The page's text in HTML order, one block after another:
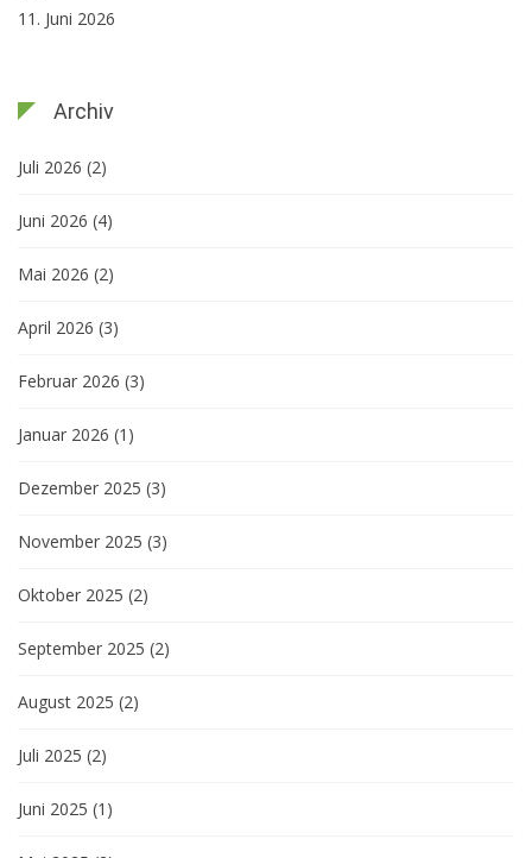
11. Juni 2026
Archiv
Juli 2026 (2)
Juni 2026 (4)
Mai 2026 (2)
April 2026 (3)
Februar 2026 (3)
Januar 2026 (1)
Dezember 2025 (3)
November 2025 (3)
Oktober 2025 (2)
September 2025 (2)
August 2025 (2)
Juli 2025 (2)
Juni 2025 (1)